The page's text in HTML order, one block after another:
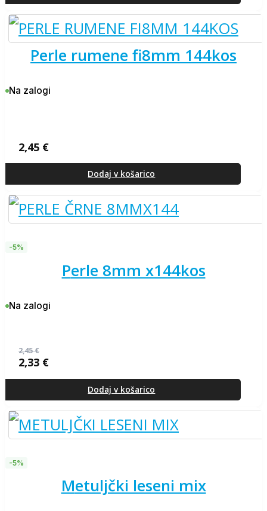
8,26 €.
perle rumene fi8mm 144kos
Na zalogi
2,45 €
Dodaj v košarico
-5%
perle 8mm x144kos
Na zalogi
2,45€
cena
2,45 €.
2,33 €
cena
Dodaj v košarico
-5%
metuljčki leseni mix